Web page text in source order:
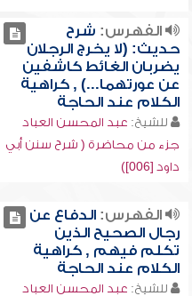
الفهرس: شرح
حديث: (لا يخرج الرجلان
يضربان الغائط كاشفين
عن عورتهما...) , كراهية
الكلام عند الحاجة
للشيخ: عبد المحسن العباد
جزء من محاضرة ( شرح سنن أبي
داود [006])
الفهرس:الدفاع عن
رجال الصحيح الذين
تكلم فيهم , كراهية
الكلام عند الحاجة
للشيخ: عبد المحسن العباد